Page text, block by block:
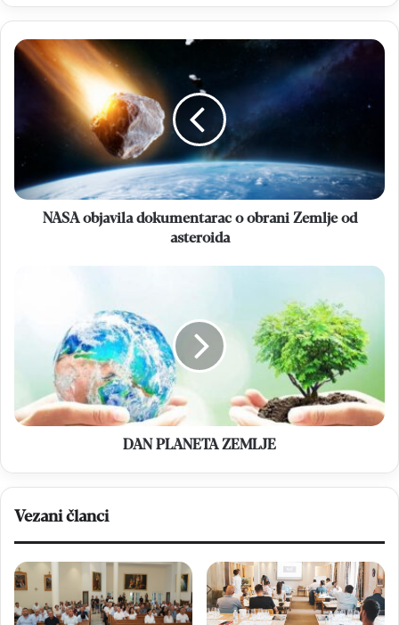
NASA
objavila
dokumentarac
Zemlje
asteroida
NASA objavila dokumentarac o obrani Zemlje od
asteroida
DAN PLANETA ZEMLJE
Vezani članci